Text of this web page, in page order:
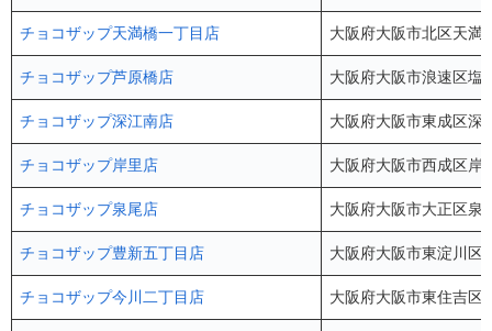
チョコザップ天満橋一丁目店 大阪府大阪市北区天
チョコザップ芦原橋店 大阪府大阪市浪速区
チョコザップ深江南店 大阪府大阪市東成区
チョコザップ岸里店 大阪府大阪市西成区
チョコザップ泉尾店 大阪府大阪市大正区
チョコザップ豊新五丁目店 大阪府大阪市東淀川
チョコザップ今川二丁目店 大阪府大阪市東住吉